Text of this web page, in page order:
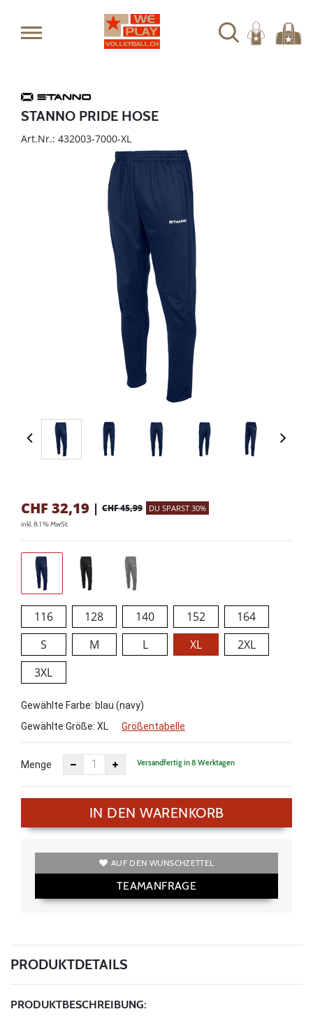
STANNO PRIDE HOSE
Art.Nr.: 432003-7000-XL
CHF 32,19 | CHF 45,99 DU SPARST 30%
inkl. 8.1 % MwSt.
116 128 140 152
164
S
M L XL
2XL
3XL
Gewählte Farbe: blau (navy)
Gewählte Größe: XL Größentabelle
Menge Versandfertig in 8 Werktagen
IN DEN WARENKORB
AUF DEN WUNSCHZETTEL
TEAMANFRAGE
PRODUKTDETAILS
PRODUKTBESCHREIBUNG: